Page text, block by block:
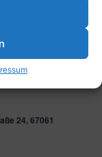
24, 67061